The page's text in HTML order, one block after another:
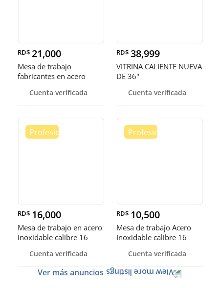
RD$ 21,000
Mesa de trabajo
fabricantes en acero
Cuenta verificada
RD$ 38,999
VITRINA CALIENTE NUEVA
DE 36"
Cuenta verificada
RD$ 16,000
Mesa de trabajo en acero
inoxidable calibre 16
Cuenta verificada
RD$ 10,500
Mesa de trabajo Acero
Inoxidable calibre 16
Cuenta verificada
Ver más anuncios